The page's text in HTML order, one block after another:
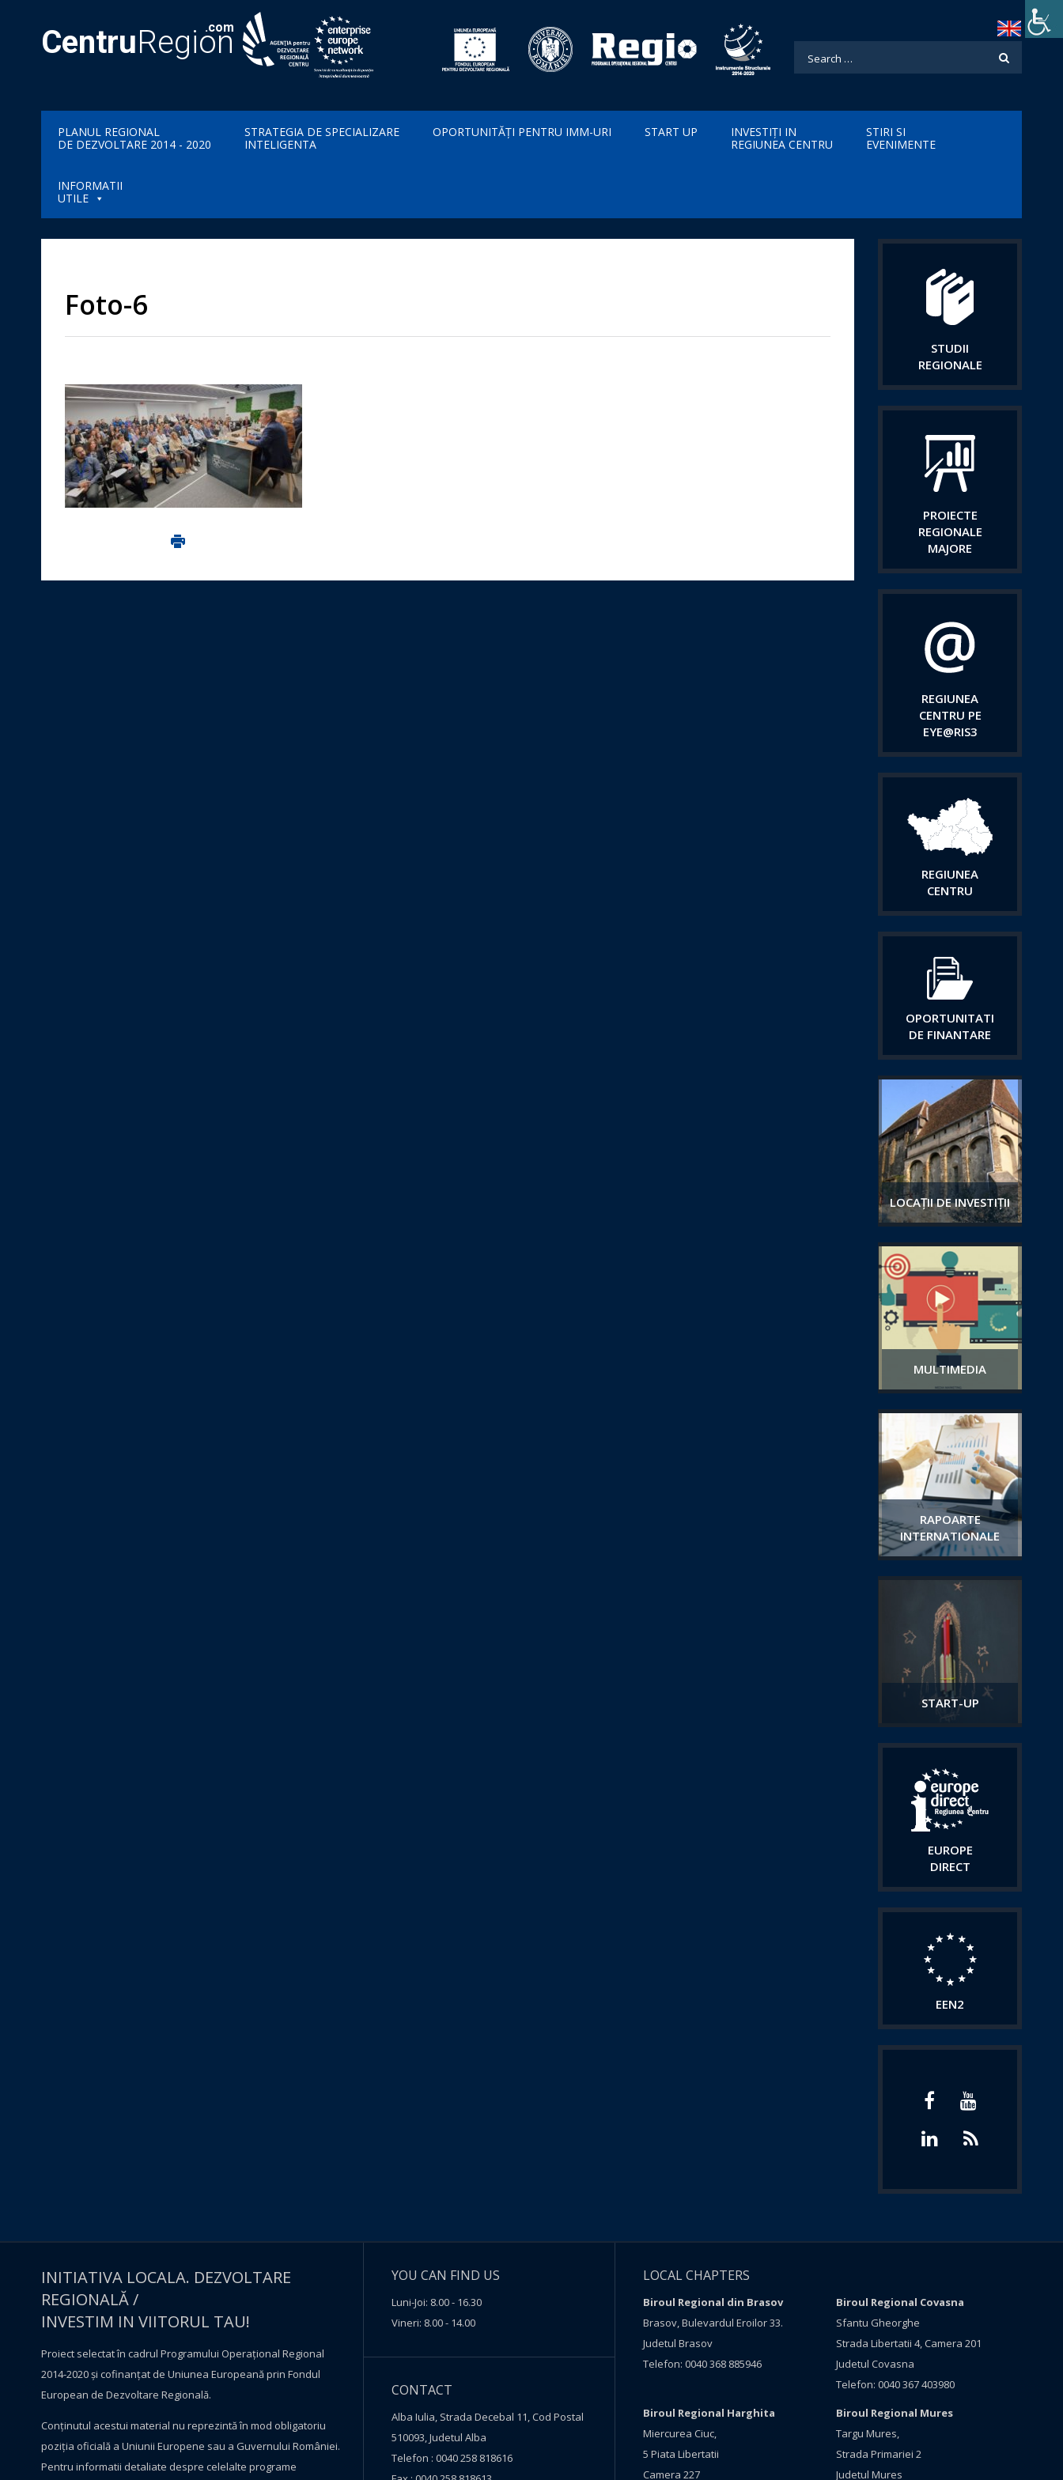
CentruRegion
.com
PLANUL REGIONAL
DE DEZVOLTARE 2014 - 2020
STRATEGIA DE SPECIALIZARE
INTELIGENTA
OPORTUNITĂȚI PENTRU IMM-URI START UP
INVESTIȚI IN
REGIUNEA CENTRU
STIRI SI
EVENIMENTE
INFORMATII
UTILE
Foto-6
Imprima aceasta pagina
STUDII
REGIONALE
PROIECTE
REGIONALE
MAJORE
REGIUNEA
CENTRU PE
EYE@RIS3
REGIUNEA
CENTRU
OPORTUNITATI
DE FINANTARE
LOCAȚII DE INVESTIȚII
MULTIMEDIA
RAPOARTE
INTERNATIONALE
START-UP
EUROPE
DIRECT
EEN2
INITIATIVA LOCALA. DEZVOLTARE
REGIONALĂ /
INVESTIM IN VIITORUL TAU!
Proiect selectat în cadrul Programului Operațional Regional
2014-2020 și cofinanțat de Uniunea Europeană prin Fondul
European de Dezvoltare Regională.
Conţinutul acestui material nu reprezintă în mod obligatoriu
poziţia oficială a Uniunii Europene sau a Guvernului României.
Pentru informatii detaliate despre celelalte programe
YOU CAN FIND US
Luni-Joi: 8.00 - 16.30
Vineri: 8.00 - 14.00
CONTACT
Alba Iulia, Strada Decebal 11, Cod Postal
510093, Judetul Alba
Telefon : 0040 258 818616
LOCAL CHAPTERS
Biroul Regional din Brasov
Brasov, Bulevardul Eroilor 33.
Judetul Brasov
Telefon: 0040 368 885946
Biroul Regional Covasna
Sfantu Gheorghe
Strada Libertatii 4, Camera 201
Judetul Covasna
Telefon: 0040 367 403980
Biroul Regional Harghita
Miercurea Ciuc,
5 Piata Libertatii
Camera 227
Biroul Regional Mures
Targu Mures,
Strada Primariei 2
Judetul Mures